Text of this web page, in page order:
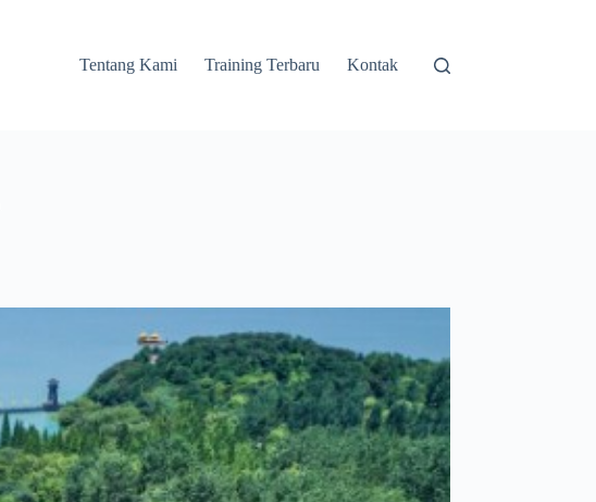
Tentang Kami Training Terbaru Kontak